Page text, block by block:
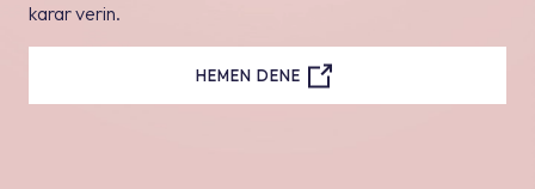
karar verin.
HEMEN DENE